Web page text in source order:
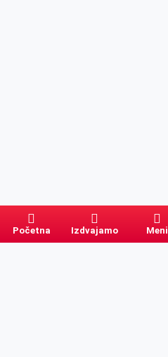
Početna Izdvajamo Meni